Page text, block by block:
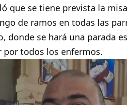
que se tiene prevista la
de ramos en todas las
donde se hará una parada
por todos los enfermos.